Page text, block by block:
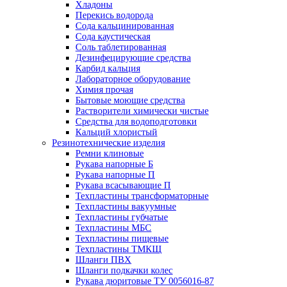
Хладоны
Перекись водорода
Сода кальцинированная
Сода каустическая
Соль таблетированная
Дезинфецирующие средства
Карбид кальция
Лабораторное оборудование
Химия прочая
Бытовые моющие средства
Растворители химически чистые
Средства для водоподготовки
Кальций хлористый
Резинотехнические изделия
Ремни клиновые
Рукава напорные Б
Рукава напорные П
Рукава всасывающие П
Техпластины трансформаторные
Техпластины вакуумные
Техпластины губчатые
Техпластины МБС
Техпластины пищевые
Техпластины ТМКЩ
Шланги ПВХ
Шланги подкачки колес
Рукава дюритовые ТУ 0056016-87